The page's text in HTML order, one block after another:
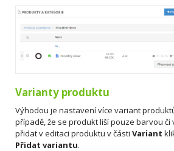
Varianty produktu
Výhodou je nastavení více variant
případě, že se produkt liší pouze barvou či
přidat v editaci produktu v části Variant
Přidat variantu.